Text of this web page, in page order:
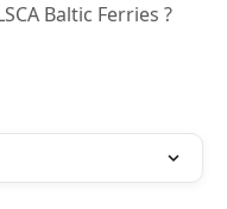
Baltic Ferries ?